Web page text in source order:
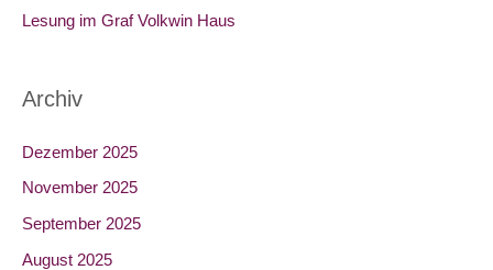
Lesung im Graf Volkwin Haus
Archiv
Dezember 2025
November 2025
September 2025
August 2025